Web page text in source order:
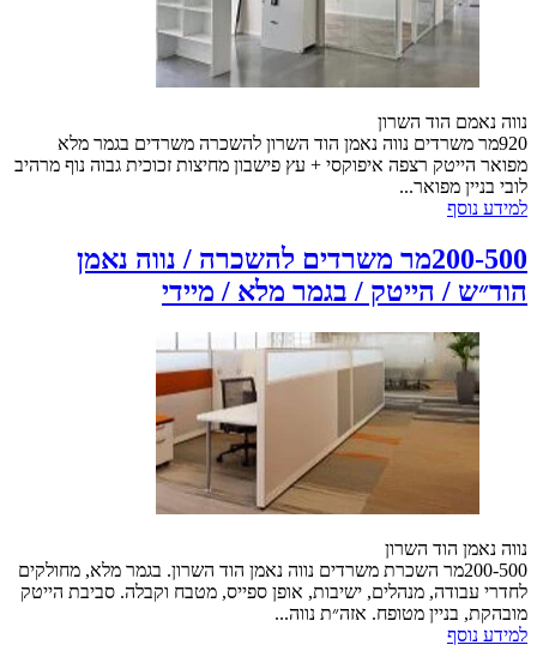
נווה נאמם הוד השרון
920מר משרדים נווה נאמן הוד השרון להשכרה משרדים בגמר מלא
מפואר הייטק רצפה איפוקסי + עץ פישבון מחיצות זכוכית גבוה נוף מרהיב
לובי בניין מפואר...
למידע נוסף
200-500מר משרדים להשכרה / נווה נאמן
הוד״ש / הייטק / בגמר מלא / מיידי
נווה נאמן הוד השרון
200-500מר השכרת משרדים נווה נאמן הוד השרון. בגמר מלא, מחולקים
לחדרי עבודה, מנהלים, ישיבות, אופן ספייס, מטבח וקבלה. סביבת הייטק
מובהקת, בניין מטופח. אזה״ת נווה...
למידע נוסף